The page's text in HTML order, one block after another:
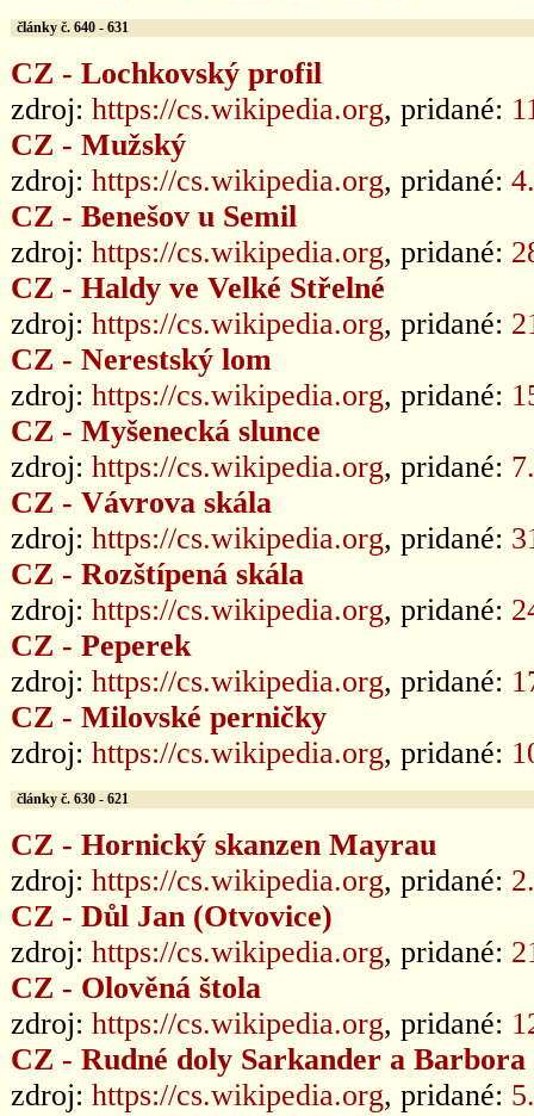
články č. 640 - 631
CZ - Lochkovský profil
zdroj: https://cs.wikipedia.org, pridané:
CZ - Mužský
zdroj: https://cs.wikipedia.org, pridané:
CZ - Benešov u Semil
zdroj: https://cs.wikipedia.org, pridané:
CZ - Haldy ve Velké Střelné
zdroj: https://cs.wikipedia.org, pridané:
CZ - Nerestský lom
zdroj: https://cs.wikipedia.org, pridané:
CZ - Myšenecká slunce
zdroj: https://cs.wikipedia.org, pridané:
CZ - Vávrova skála
zdroj: https://cs.wikipedia.org, pridané:
CZ - Rozštípená skála
zdroj: https://cs.wikipedia.org, pridané:
CZ - Peperek
zdroj: https://cs.wikipedia.org, pridané:
CZ - Milovské perničky
zdroj: https://cs.wikipedia.org, pridané:
články č. 630 - 621
CZ - Hornický skanzen Mayrau
zdroj: https://cs.wikipedia.org, pridané:
CZ - Důl Jan (Otvovice)
zdroj: https://cs.wikipedia.org, pridané:
CZ - Olověná štola
zdroj: https://cs.wikipedia.org, pridané:
CZ - Rudné doly Sarkander a Barbora
zdroj: https://cs.wikipedia.org, pridané: